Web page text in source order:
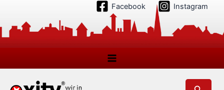
springen
Facebook Instagram
Suchen